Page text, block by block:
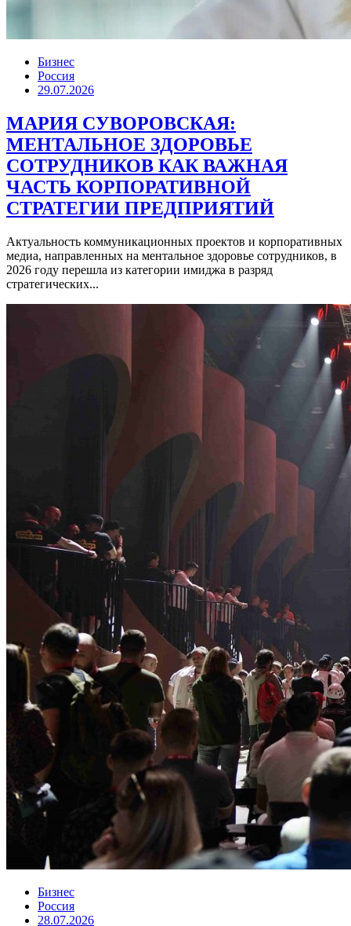
Бизнес
Россия
29.07.2026
МАРИЯ СУВОРОВСКАЯ:
МЕНТАЛЬНОЕ ЗДОРОВЬЕ
СОТРУДНИКОВ КАК ВАЖНАЯ
ЧАСТЬ КОРПОРАТИВНОЙ
СТРАТЕГИИ ПРЕДПРИЯТИЙ
Актуальность коммуникационных проектов и корпоративных
медиа, направленных на ментальное здоровье сотрудников, в
2026 году перешла из категории имиджа в разряд
стратегических...
Бизнес
Россия
28.07.2026